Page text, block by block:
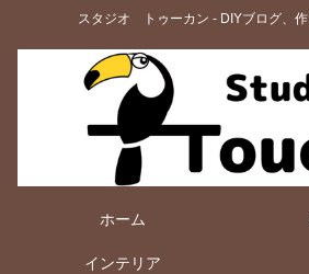
スタジオ トゥーカン - DIYブログ、
ホーム
インテリア